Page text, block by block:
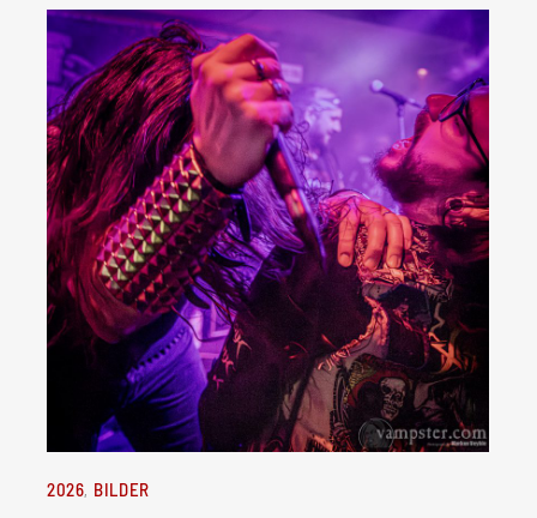
2026 BILDER